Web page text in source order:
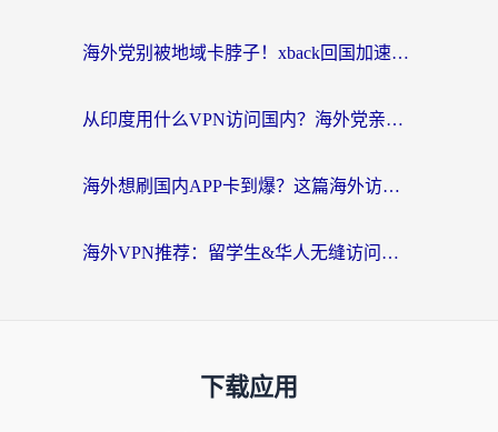
海外党别被地域卡脖子！xback回国加速器选择全攻略，轻松刷剧玩国服
从印度用什么VPN访问国内？海外党亲测的无缝回国上网指南
海外想刷国内APP卡到爆？这篇海外访问国内服务器加速指南帮你解决所有问题
海外VPN推荐：留学生&华人无缝访问国内资源的避坑指南
下载应用